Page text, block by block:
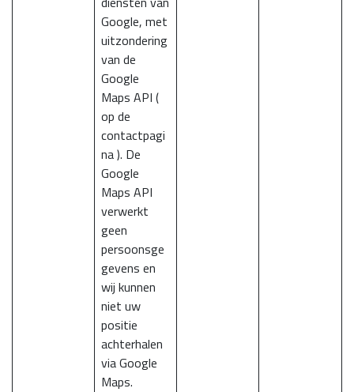
Google, met
uitzondering
van de
Google
Maps API (
op de
contactpagi
na ). De
Google
Maps API
verwerkt
geen
persoonsge
gevens en
wij kunnen
niet uw
positie
achterhalen
via Google
Maps.